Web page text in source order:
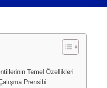
Temel Özellikleri
Prensibi